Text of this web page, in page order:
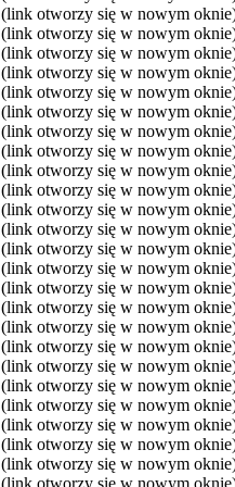
(link otworzy się w nowym
(link otworzy się w nowym
(link otworzy się w nowym
(link otworzy się w nowym
(link otworzy się w nowym
(link otworzy się w nowym
(link otworzy się w nowym
(link otworzy się w nowym
(link otworzy się w nowym
(link otworzy się w nowym
(link otworzy się w nowym
(link otworzy się w nowym
(link otworzy się w nowym
(link otworzy się w nowym
(link otworzy się w nowym
(link otworzy się w nowym
(link otworzy się w nowym
(link otworzy się w nowym
(link otworzy się w nowym
(link otworzy się w nowym
(link otworzy się w nowym
(link otworzy się w nowym
(link otworzy się w nowym
(link otworzy się w nowym
(link otworzy się w nowym